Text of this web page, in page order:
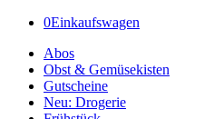
0Einkaufswagen
Abos
Obst & Gemüsekisten
Gutscheine
Neu: Drogerie